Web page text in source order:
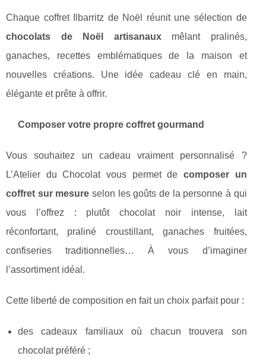
Chaque coffret Ilbarritz de Noël réunit une sélection de
chocolats de Noël artisanauxmêlant pralinés,
ganaches, recettes emblématiques de la maison et
nouvelles créations. Une idée cadeau clé en main,
élégante et prête à offrir.
Composer votre propre coffret gourmand
Vous souhaitez un cadeau vraiment personnalisé ?
L’Atelier du Chocolat vous permet de composer un
coffret sur mesure selon les goûts de la personne à qui
vous l’offrez : plutôt chocolat noir intense, lait
réconfortant, praliné croustillant, ganaches fruitées,
confiseries traditionnelles… À vous d’imaginer
l’assortiment idéal.
Cette liberté de composition en fait un choix parfait pour :
des cadeaux familiaux où chacun trouvera son
chocolat préféré ;